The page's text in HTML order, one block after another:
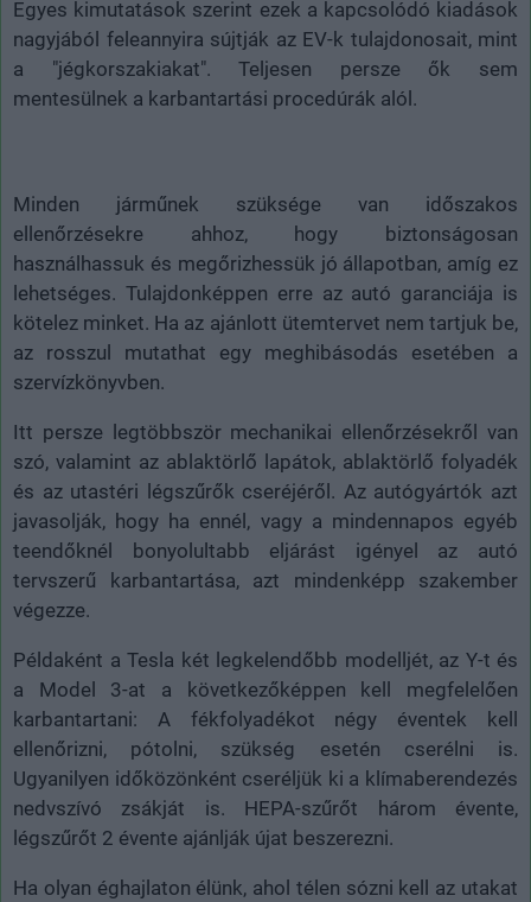
Egyes kimutatások szerint ezek a kapcsolódó kiadások
nagyjából feleannyira sújtják az EV-k tulajdonosait, mint
a "jégkorszakiakat". Teljesen persze ők sem
mentesülnek a karbantartási procedúrák alól.
Minden járműnek szüksége van időszakos
ellenőrzésekre ahhoz, hogy biztonságosan
használhassuk és megőrizhessük jó állapotban, amíg ez
lehetséges. Tulajdonképpen erre az autó garanciája is
kötelez minket. Ha az ajánlott ütemtervet nem tartjuk be,
az rosszul mutathat egy meghibásodás esetében a
szervízkönyvben.
Itt persze legtöbbször mechanikai ellenőrzésekről van
szó, valamint az ablaktörlő lapátok, ablaktörlő folyadék
és az utastéri légszűrők cseréjéről. Az autógyártók azt
javasolják, hogy ha ennél, vagy a mindennapos egyéb
teendőknél bonyolultabb eljárást igényel az autó
tervszerű karbantartása, azt mindenképp szakember
végezze.
Példaként a Tesla két legkelendőbb modelljét, az Y-t és
a Model 3-at a következőképpen kell megfelelően
karbantartani: A fékfolyadékot négy éventek kell
ellenőrizni, pótolni, szükség esetén cserélni is.
Ugyanilyen időközönként cseréljük ki a klímaberendezés
nedvszívó zsákját is. HEPA-szűrőt három évente,
légszűrőt 2 évente ajánlják újat beszerezni.
Ha olyan éghajlaton élünk, ahol télen sózni kell az utakat